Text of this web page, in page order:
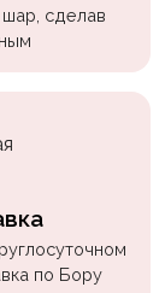
сделав
по Бору